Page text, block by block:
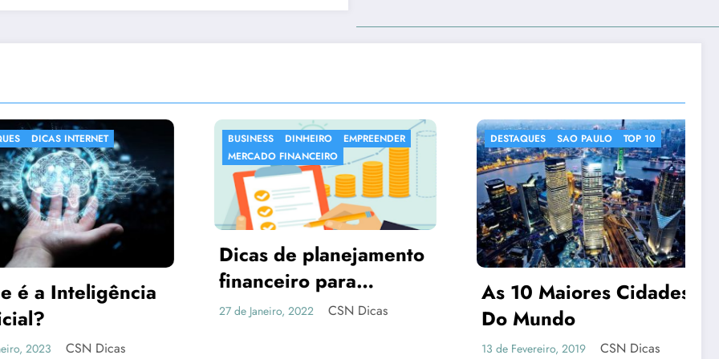
BUSINESS DINHEIRO
MERCADO FINANCEIRO
Dicas de planejamento
financeiro para
autônomos
27 de Janeiro, 2022
DESTAQUES SAO PAULO TOP 10
As 10 Maiores Cidades
Do Mundo
DESTAQUES
IMAGENS CURIOSAS
NOTICIAS CURIOSAS